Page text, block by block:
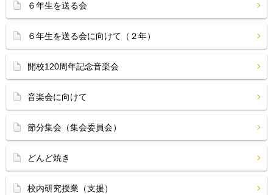
６年生を送る会
６年生を送る会に向けて（２年）
開校120周年記念音楽会
音楽会に向けて
節分集会（集会委員会）
どんど焼き
校内研究授業（支援）